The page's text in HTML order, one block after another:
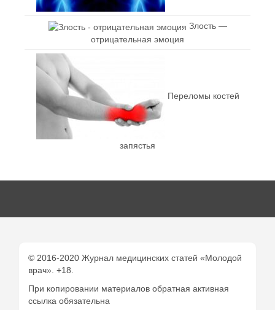
Злость —
отрицательная эмоция
Переломы костей
запястья
© 2016-2020 Журнал медицинских статей «Молодой
врач». +18.
При копировании материалов обратная активная
ссылка обязательна